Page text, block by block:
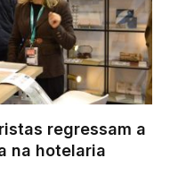
regressam a
na hotelaria